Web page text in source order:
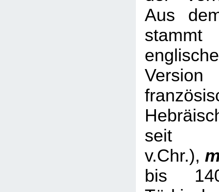
Aus
englische
v.Chr.),
bis